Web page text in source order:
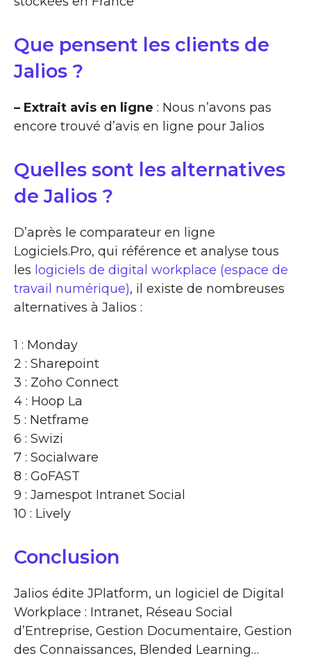
Que pensent les clients de
Jalios ?
– Extrait avis en ligne : Nous n’avons pas
encore trouvé d’avis en ligne pour Jalios
Quelles sont les alternatives
de Jalios ?
D’après le comparateur en ligne
Logiciels.Pro, qui référence et analyse tous
les logiciels de digital workplace (espace de
travail numérique), il existe de nombreuses
alternatives à Jalios :
1 : Monday
2 : Sharepoint
3 : Zoho Connect
4 : Hoop La
5 : Netframe
6 : Swizi
7 : Socialware
8 : GoFAST
9 : Jamespot Intranet Social
10 : Lively
Conclusion
Jalios édite JPlatform, un logiciel de Digital
Workplace : Intranet, Réseau Social
d’Entreprise, Gestion Documentaire, Gestion
des Connaissances, Blended Learning…